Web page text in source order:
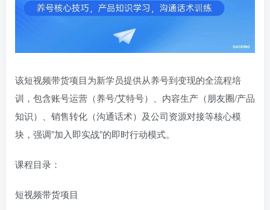
该短视频带货项目为新学员提供从养号到变现的全流程培
训，包含账号运营（养号/艾特号）、内容生产（朋友圈/产品
知识）、销售转化（沟通话术）及公司资源对接等核心模
块，强调”加入即实战”的即时行动模式。
课程目录：
短视频带货项目